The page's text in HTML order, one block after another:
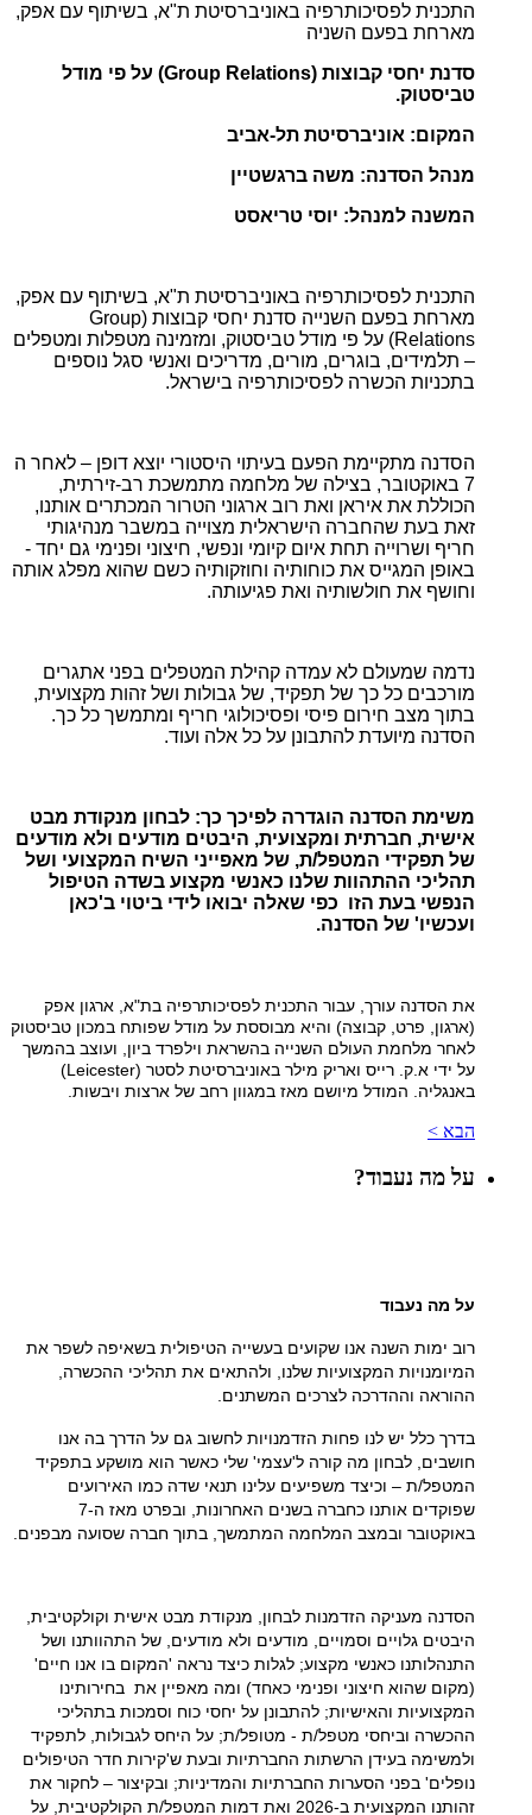
התכנית לפסיכותרפיה באוניברסיטת ת"א, בשיתוף עם אפק,
מארחת בפעם השניה
סדנת יחסי קבוצות (Group Relations) על פי מודל
טביסטוק.
המקום: אוניברסיטת תל-אביב
מנהל הסדנה: משה ברגשטיין
המשנה למנהל: יוסי טריאסט
התכנית לפסיכותרפיה באוניברסיטת ת"א, בשיתוף עם אפק,
מארחת בפעם השנייה סדנת יחסי קבוצות (Group
Relations) על פי מודל טביסטוק, ומזמינה מטפלות ומטפלים
– תלמידים, בוגרים, מורים, מדריכים ואנשי סגל נוספים
בתכניות הכשרה לפסיכותרפיה בישראל.
הסדנה מתקיימת הפעם בעיתוי היסטורי יוצא דופן – לאחר ה
7 באוקטובר, בצילה של מלחמה מתמשכת רב-זירתית,
הכוללת את איראן ואת רוב ארגוני הטרור המכתרים אותנו,
זאת בעת שהחברה הישראלית מצוייה במשבר מנהיגותי
חריף ושרוייה תחת איום קיומי ונפשי, חיצוני ופנימי גם יחד -
באופן המגייס את כוחותיה וחוזקותיה כשם שהוא מפלג אותה
וחושף את חולשותיה ואת פגיעותה.
נדמה שמעולם לא עמדה קהילת המטפלים בפני אתגרים
מורכבים כל כך של תפקיד, של גבולות ושל זהות מקצועית,
בתוך מצב חירום פיסי ופסיכולוגי חריף ומתמשך כל כך.
הסדנה מיועדת להתבונן על כל אלה ועוד.
משימת הסדנה הוגדרה לפיכך כך: לבחון מנקודת מבט
אישית, חברתית ומקצועית, היבטים מודעים ולא מודעים
של תפקידי המטפל/ת, של מאפייני השיח המקצועי ושל
תהליכי ההתהוות שלנו כאנשי מקצוע בשדה הטיפול
הנפשי בעת הזו כפי שאלה יבואו לידי ביטוי ב'כאן
ועכשיו' של הסדנה.
את הסדנה עורך, עבור התכנית לפסיכותרפיה בת"א, ארגון אפק
(ארגון, פרט, קבוצה) והיא מבוססת על מודל שפותח במכון טביסטוק
לאחר מלחמת העולם השנייה בהשראת וילפרד ביון, ועוצב בהמשך
על ידי א.ק. רייס ואריק מילר באוניברסיטת לסטר (Leicester)
באנגליה. המודל מיושם מאז במגוון רחב של ארצות ויבשות.
הבא >
על מה נעבוד?
על מה נעבוד
רוב ימות השנה אנו שקועים בעשייה הטיפולית בשאיפה לשפר את
המיומנויות המקצועיות שלנו, ולהתאים את תהליכי ההכשרה,
ההוראה וההדרכה לצרכים המשתנים.
בדרך כלל יש לנו פחות הזדמנויות לחשוב גם על הדרך בה אנו
חושבים, לבחון מה קורה ל'עצמי' שלי כאשר הוא מושקע בתפקיד
המטפל/ת – וכיצד משפיעים עלינו תנאי שדה כמו האירועים
שפוקדים אותנו כחברה בשנים האחרונות, ובפרט מאז ה-7
באוקטובר ובמצב המלחמה המתמשך, בתוך חברה שסועה מבפנים.
הסדנה מעניקה הזדמנות לבחון, מנקודת מבט אישית וקולקטיבית,
היבטים גלויים וסמויים, מודעים ולא מודעים, של התהוותנו ושל
התנהלותנו כאנשי מקצוע; לגלות כיצד נראה 'המקום בו אנו חיים'
(מקום שהוא חיצוני ופנימי כאחד) ומה מאפיין את בחירותינו
המקצועיות והאישיות; להתבונן על יחסי כוח וסמכות בתהליכי
ההכשרה וביחסי מטפל/ת - מטופל/ת; על היחס לגבולות, לתפקיד
ולמשימה בעידן הרשתות החברתיות ובעת ש'קירות חדר הטיפולים
נופלים' בפני הסערות החברתיות והמדיניות; ובקיצור – לחקור את
זהותנו המקצועית ב-2026 ואת דמות המטפל/ת הקולקטיבית, על